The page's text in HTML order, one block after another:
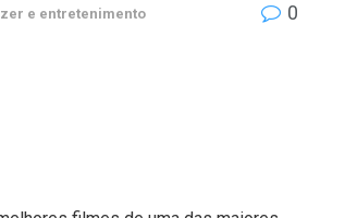
e entretenimento 0